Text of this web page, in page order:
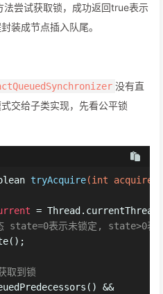
法尝试获取锁，成功返回true表示
装成节点插入队尾。
没有直
交给子类实现，先看公平锁
tryAcquire(int acquires)
=
state=0表示未锁定, state>0表
取到锁
&&